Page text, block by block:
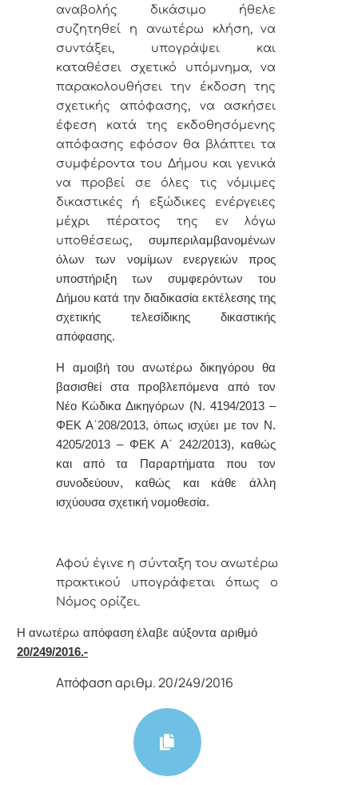
αναβολής δικάσιμο ήθελε
συζητηθεί η ανωτέρω κλήση, να
συντάξει, υπογράψει και
καταθέσει σχετικό υπόμνημα, να
παρακολουθήσει την έκδοση της
σχετικής απόφασης, να ασκήσει
έφεση κατά της εκδοθησόμενης
απόφασης εφόσον θα βλάπτει τα
συμφέροντα του Δήμου και γενικά
να προβεί σε όλες τις νόμιμες
δικαστικές ή εξώδικες ενέργειες
μέχρι πέρατος της εν λόγω
υποθέσεως,συμπεριλαμβανομένων
όλων των νομίμων ενεργειών προς
υποστήριξη των συμφερόντων του
Δήμου κατά την διαδικασία εκτέλεσης της
σχετικής τελεσίδικης δικαστικής
απόφασης.
Η αμοιβή του ανωτέρω δικηγόρου θα
βασισθεί στα προβλεπόμενα από τον
Νέο Κώδικα Δικηγόρων (Ν. 4194/2013 –
ΦΕΚ Α΄208/2013, όπως ισχύει με τον Ν.
4205/2013 – ΦΕΚ Α΄ 242/2013), καθώς
και από τα Παραρτήματα που τον
συνοδεύουν, καθώς και κάθε άλλη
ισχύουσα σχετική νομοθεσία.
Αφoύ έγιvε η σύvταξη τoυ αvωτέρω
πρακτικoύ υπoγράφεται όπως o
Νόμoς oρίζει.
Η αvωτέρω απόφαση έλαβε αύξοντα αριθμό
20/249/2016.-
Απόφαση αριθμ. 20/249/2016